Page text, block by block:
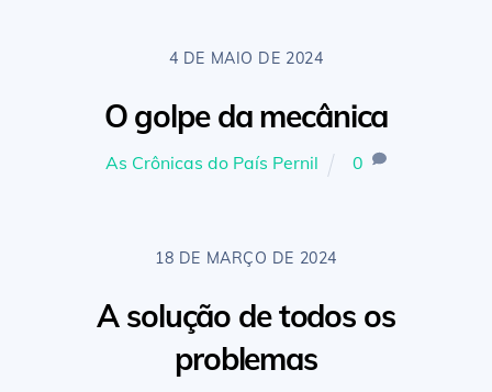
4 DE MAIO DE 2024
O golpe da mecânica
As Crônicas do País Pernil 0
18 DE MARÇO DE 2024
A solução de todos os
problemas